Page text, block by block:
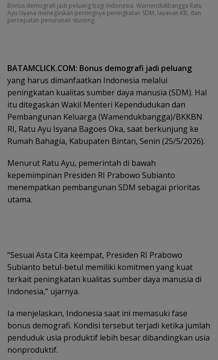
Bonus demografi jadi peluang bagi Indonesia. Wamendukbangga Ratu
Ayu Isyana menegaskan pentingnya peningkatan SDM, layanan KB, dan
percepatan penurunan stunting.
BATAMCLICK.COM: Bonus demografi jadi peluang
yang harus dimanfaatkan Indonesia melalui
peningkatan kualitas sumber daya manusia (SDM). Hal
itu ditegaskan Wakil Menteri Kependudukan dan
Pembangunan Keluarga (Wamendukbangga)/BKKBN
RI, Ratu Ayu Isyana Bagoes Oka, saat berkunjung ke
Rumah Bahagia, Kabupaten Bintan, Senin (25/5/2026).
Menurut Ratu Ayu, pemerintah di bawah
kepemimpinan Presiden RI Prabowo Subianto
menempatkan pembangunan SDM sebagai prioritas
utama.
“Sesuai Asta Cita keempat, Presiden RI Prabowo
Subianto betul-betul memiliki komitmen yang kuat
terkait peningkatan kualitas sumber daya manusia di
Indonesia,” ujarnya.
Ia menjelaskan, Indonesia saat ini memasuki fase
bonus demografi. Kondisi tersebut terjadi ketika jumlah
penduduk usia produktif lebih besar dibandingkan usia
nonproduktif.